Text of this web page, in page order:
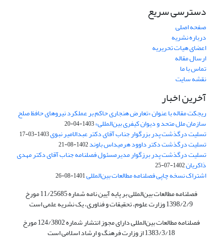
دسترسی سریع
صفحه اصلی
درباره نشریه
اعضای هیات تحریریه
ارسال مقاله
تماس با ما
نقشه سایت
آخرین اخبار
ریجکت مقاله با عنوان «تعارض هنجاری حاکم بر عملکرد نیروهای حافظ صلح
سازمان ملل متحد و دیوان کیفری بین‌المللی»1403-04-20
تسلیت درگذشت پدر بزرگوار جناب آقای دکتر عبدالامیر نبوی1403-03-17
تسلیت درگذشت دکتر داوود هرمیداس باوند1402-08-21
تسلیت درگذشت پدر برزگوار مدیرمسئول فصلنامه جناب آقای دکتر مهدی
ذاکریان1402-07-25
اشتراک نسخه چاپی فصلنامه مطالعات بین‌المللی1401-08-26
فصلنامه مطالعات بین‌المللی بر پایه آیین نامه شماره 11/25685 مورخ
1398/2/9 وزارت علوم، تحقیقات و فناوری، یک نشریه علمی است
فصلنامه مطالعات بین‌المللی دارای مجوز انتشار شماره 124/3802 مورخ
1383/3/18 از وزارت فرهنگ و ارشاد اسلامی است